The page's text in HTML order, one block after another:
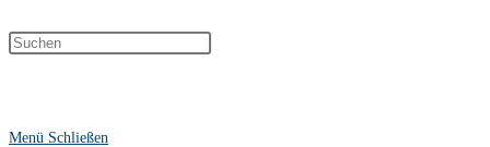
Menü Schließen